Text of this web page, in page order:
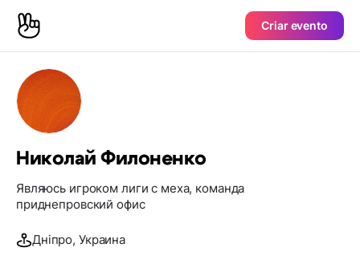
Criar evento
Николай Филоненко
Являюсь игроком лиги с меха, команда
приднепровский офис
Дніпро, Украина